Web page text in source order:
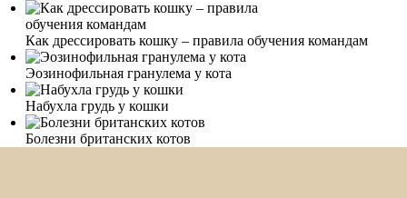
Как дрессировать кошку – правила обучения командам
Эозинофильная гранулема у кота
Набухла грудь у кошки
Болезни британских котов